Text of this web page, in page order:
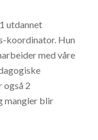
utdannet
koordinator. Hun
med våre
også 2
mangler blir